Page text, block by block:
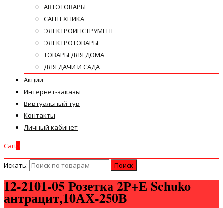
АВТОТОВАРЫ
САНТЕХНИКА
ЭЛЕКТРОИНСТРУМЕНТ
ЭЛЕКТРОТОВАРЫ
ТОВАРЫ ДЛЯ ДОМА
ДЛЯ ДАЧИ И САДА
Акции
Интернет-заказы
Виртуальный тур
Контакты
Личный кабинет
Cart
Искать:
12-2101-05 Розетка 2Р+Е Schuko
антрацит,10АХ-250В